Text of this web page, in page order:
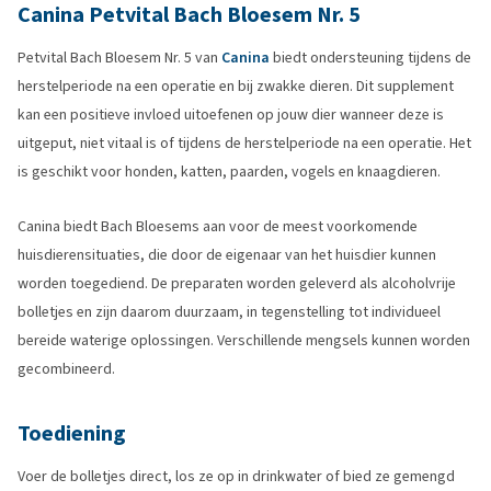
Canina Petvital Bach Bloesem Nr. 5
Petvital Bach Bloesem Nr. 5 van Canina biedt ondersteuning tijdens de
herstelperiode na een operatie en bij zwakke dieren. Dit supplement
kan een positieve invloed uitoefenen op jouw dier wanneer deze is
uitgeput, niet vitaal is of tijdens de herstelperiode na een operatie. Het
is geschikt voor honden, katten, paarden, vogels en knaagdieren.
Canina biedt Bach Bloesems aan voor de meest voorkomende
huisdierensituaties, die door de eigenaar van het huisdier kunnen
worden toegediend. De preparaten worden geleverd als alcoholvrije
bolletjes en zijn daarom duurzaam, in tegenstelling tot individueel
bereide waterige oplossingen. Verschillende mengsels kunnen worden
gecombineerd.
Toediening
Voer de bolletjes direct, los ze op in drinkwater of bied ze gemengd